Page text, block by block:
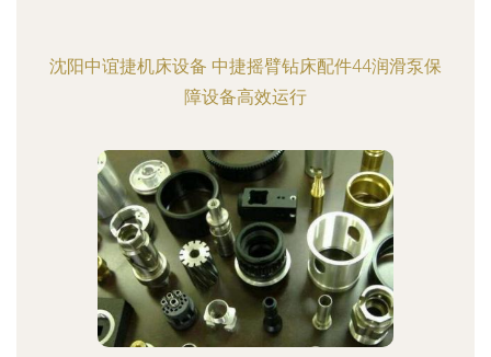
沈阳中谊捷机床设备 中捷摇臂钻床配件44润滑泵保
障设备高效运行